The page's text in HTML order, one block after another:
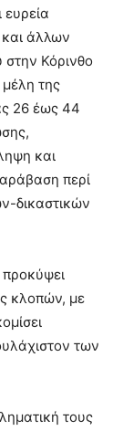
και άλλων
στην Κόρινθο
της
26 έως 44
και
περί
δικαστικών
κλοπών, με
των
τους